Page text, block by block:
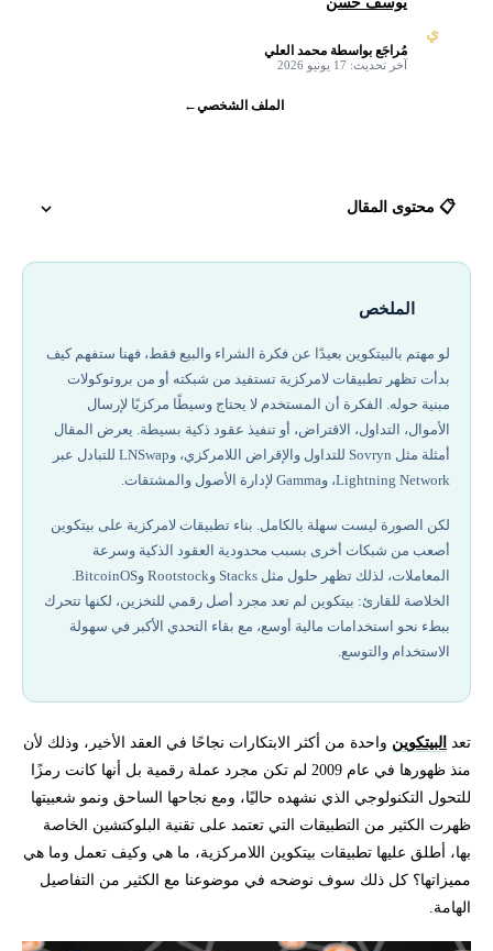
ي
مُراجَع بواسطة محمد العلي
آخر تحديث: 17 يونيو 2026
الملف الشخصي←
📋 محتوى المقال
أفضل شركات تداول مرخصة في 2026
ميزات بناء تطبيقات لامركزية مؤمنة بشبكة بيتكوين
هل يمكن بناء تطبيقات لا مركزية على بلوكيشن Bitcoin؟
اسأل احد مختصينا الآن عن كل ما يخص المؤشرات
الملخص
لو مهتم بالبيتكوين بعيدًا عن فكرة الشراء والبيع فقط، فهنا ستفهم كيف
بدأت تظهر تطبيقات لامركزية تستفيد من شبكته أو من بروتوكولات
مبنية حوله. الفكرة أن المستخدم لا يحتاج وسيطًا مركزيًا لإرسال
الأموال، التداول، الاقتراض، أو تنفيذ عقود ذكية بسيطة. يعرض المقال
أمثلة مثل Sovryn للتداول والإقراض اللامركزي، وLNSwap للتبادل عبر
Lightning Network، وGamma لإدارة الأصول والمشتقات.
لكن الصورة ليست سهلة بالكامل. بناء تطبيقات لامركزية على بيتكوين
أصعب من شبكات أخرى بسبب محدودية العقود الذكية وسرعة
المعاملات، لذلك تظهر حلول مثل Stacks وRootstock وBitcoinOS.
الخلاصة للقارئ: بيتكوين لم تعد مجرد أصل رقمي للتخزين، لكنها تتحرك
ببطء نحو استخدامات مالية أوسع، مع بقاء التحدي الأكبر في سهولة
الاستخدام والتوسع.
تعد البيتكوين واحدة من أكثر الابتكارات نجاحًا في العقد الأخير، وذلك لأن
منذ ظهورها في عام 2009 لم تكن مجرد عملة رقمية بل أنها كانت رمزًا
للتحول التكنولوجي الذي نشهده حاليًا، ومع نجاحها الساحق ونمو شعبيتها
ظهرت الكثير من التطبيقات التي تعتمد على تقنية البلوكتشين الخاصة
بها، أطلق عليها تطبيقات بيتكوين اللامركزية، ما هي وكيف تعمل وما هي
مميزاتها؟ كل ذلك سوف نوضحه في موضوعنا مع الكثير من التفاصيل
الهامة.